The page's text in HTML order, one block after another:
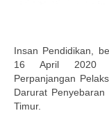
Insan Pendidikan,
16 April 2020
Perpanjangan
Darurat
Timur.